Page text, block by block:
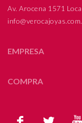
Av. Arocena 1571
EMPRESA
COMPRA